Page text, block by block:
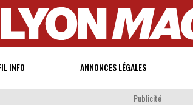
INFO ANNONCES LÉGALES
Publicité